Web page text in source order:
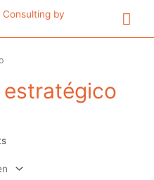
Trié
récent